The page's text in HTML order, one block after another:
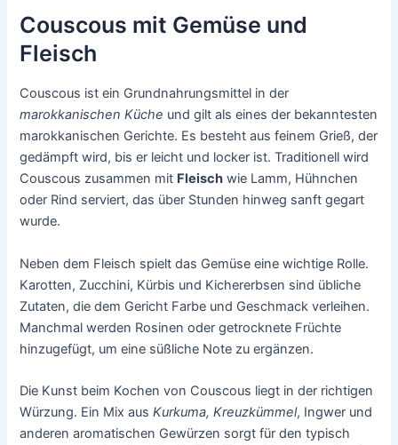
Couscous mit Gemüse und
Fleisch
Couscous ist ein Grundnahrungsmittel in der
marokkanischen Küche und gilt als eines der bekanntesten
marokkanischen Gerichte. Es besteht aus feinem Grieß, der
gedämpft wird, bis er leicht und locker ist. Traditionell wird
Couscous zusammen mit Fleisch wie Lamm, Hühnchen
oder Rind serviert, das über Stunden hinweg sanft gegart
wurde.
Neben dem Fleisch spielt das Gemüse eine wichtige Rolle.
Karotten, Zucchini, Kürbis und Kichererbsen sind übliche
Zutaten, die dem Gericht Farbe und Geschmack verleihen.
Manchmal werden Rosinen oder getrocknete Früchte
hinzugefügt, um eine süßliche Note zu ergänzen.
Die Kunst beim Kochen von Couscous liegt in der richtigen
Würzung. Ein Mix ausKurkuma, Kreuzkümmel, Ingwer und
anderen aromatischen Gewürzen sorgt für den typisch